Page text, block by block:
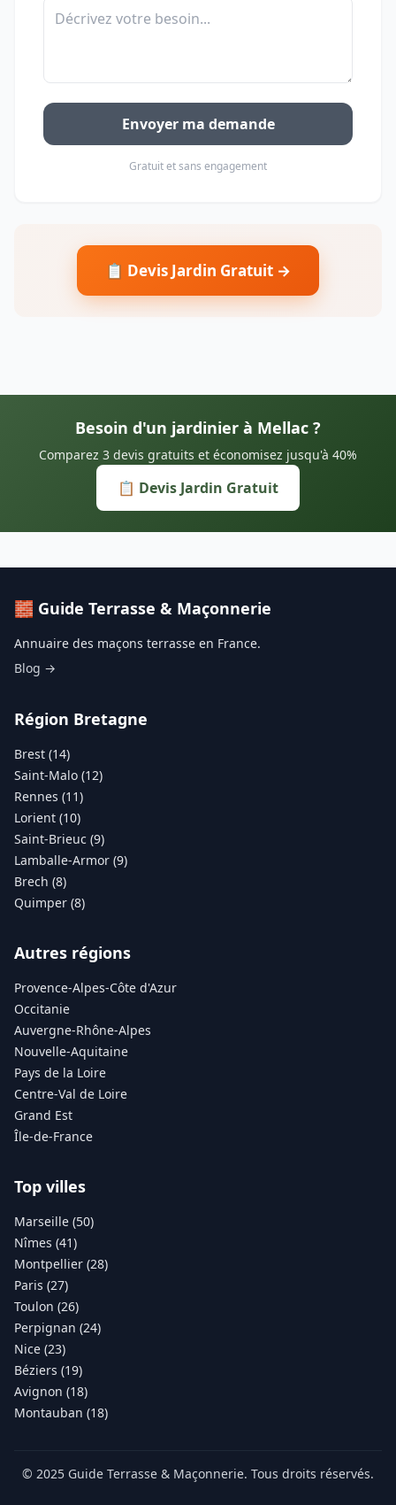
Envoyer ma demande
Gratuit et sans engagement
📋 Devis Jardin Gratuit →
Besoin d'un jardinier à Mellac ?
Comparez 3 devis gratuits et économisez jusqu'à 40%
📋 Devis Jardin Gratuit
🧱 Guide Terrasse & Maçonnerie
Annuaire des maçons terrasse en France.
Blog →
Région Bretagne
Brest (14)
Saint-Malo (12)
Rennes (11)
Lorient (10)
Saint-Brieuc (9)
Lamballe-Armor (9)
Brech (8)
Quimper (8)
Autres régions
Provence-Alpes-Côte d'Azur
Occitanie
Auvergne-Rhône-Alpes
Nouvelle-Aquitaine
Pays de la Loire
Centre-Val de Loire
Grand Est
Île-de-France
Top villes
Marseille (50)
Nîmes (41)
Montpellier (28)
Paris (27)
Toulon (26)
Perpignan (24)
Nice (23)
Béziers (19)
Avignon (18)
Montauban (18)
© 2025 Guide Terrasse & Maçonnerie. Tous droits réservés.